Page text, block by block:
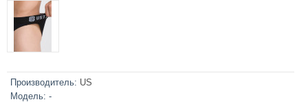
Производитель: US
Модель: -